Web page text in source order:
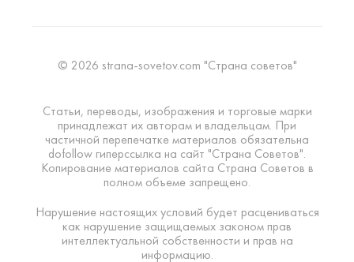
© 2026 strana-sovetov.com "Страна советов"
Статьи, переводы, изображения и торговые марки
принадлежат их авторам и владельцам. При
частичной перепечатке материалов обязательна
dofollow гиперссылка на сайт "Страна Советов".
Копирование материалов сайта Страна Советов в
полном объеме запрещено.
Нарушение настоящих условий будет расцениваться
как нарушение защищаемых законом прав
интеллектуальной собственности и прав на
информацию.